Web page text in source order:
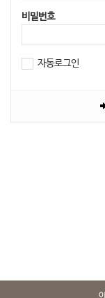
비밀번호
자동로그인